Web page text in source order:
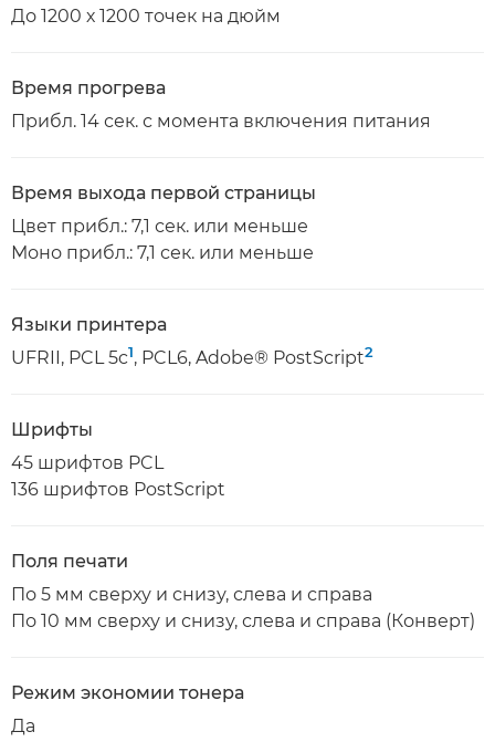
До 1200 х 1200 точек на дюйм
Время прогрева
Прибл. 14 сек. с момента включения питания
Время выхода первой страницы
Цвет прибл.: 7,1 сек. или меньше
Моно прибл.: 7,1 сек. или меньше
Языки принтера
UFRII, PCL 5c1, PCL6, Adobe® PostScript2
Шрифты
45 шрифтов PCL
136 шрифтов PostScript
Поля печати
По 5 мм сверху и снизу, слева и справа
По 10 мм сверху и снизу, слева и справа (Конверт)
Режим экономии тонера
Да